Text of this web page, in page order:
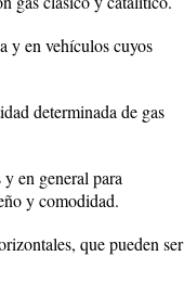
y en vehículos cuyos
determinada de gas
en general para
y comodidad.
que pueden ser